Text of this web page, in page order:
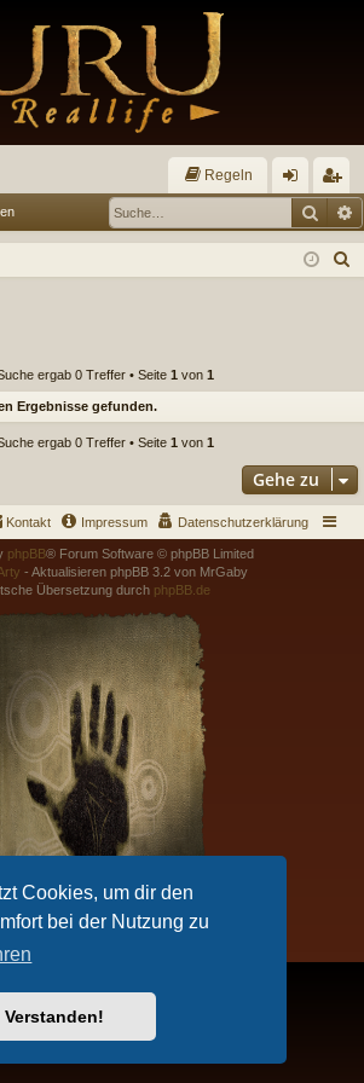
Cookies, um dir den
bei der Nutzung zu
Verstanden!
Regeln
m
eg
ist
ergab 0 Treffer • Seite 1 von 1
Ergebnisse gefunden.
ergab 0 Treffer • Seite 1 von 1
Gehe zu
Datenschutzerklärung
Impressum
Kontakt
phpBB® Forum Software © phpBB Limited
- Aktualisieren phpBB 3.2 von MrGaby
Übersetzung durch phpBB.de